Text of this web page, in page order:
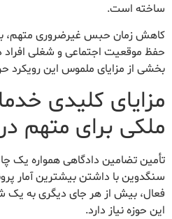
ساخته است.
کاهش زمان حبس غیرضروری متهم،
حفظ موقعیت اجتماعی و شغلی افراد
بخشی از مزایای ملموس این رویکرد
مزایای کلیدی
ملکی برای متهم
تأمین تضامین دادگاهی همواره یک
سنگدوین با داشتن بیشترین آمار
فعال، بیش از هر جای دیگری به یک
این حوزه نیاز دارد.